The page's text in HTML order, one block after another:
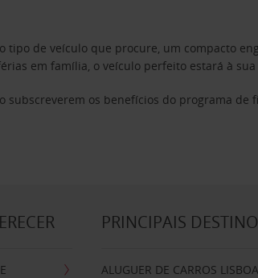
de veículo que procure, um compacto
em família, o veículo perfeito estará à sua
subscreverem os benefícios do programa de
PRINCIPAIS
ALUGUER DE CARROS LISBOA